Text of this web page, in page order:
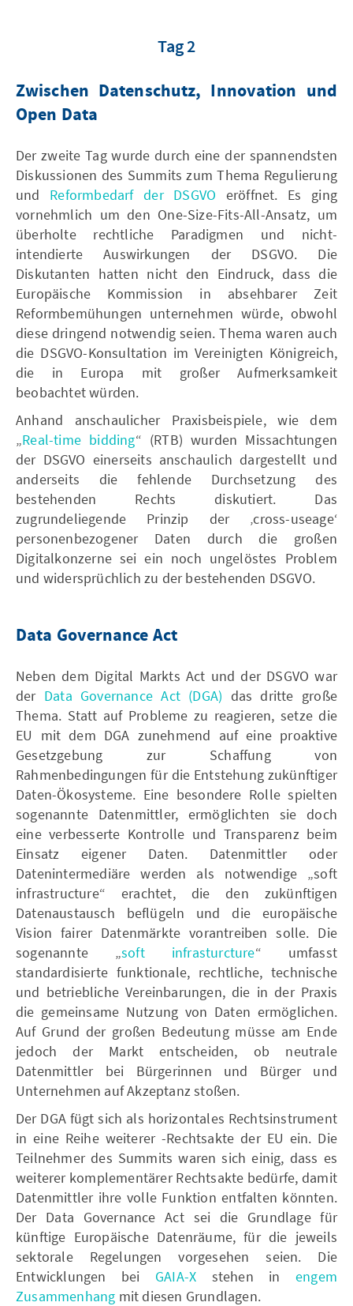
Tag 2
Zwischen Datenschutz, Innovation und
Open Data
Der zweite Tag wurde durch eine der spannendsten
Diskussionen des Summits zum Thema Regulierung
und Reformbedarf der DSGVO eröffnet. Es ging
vornehmlich um den One-Size-Fits-All-Ansatz, um
überholte rechtliche Paradigmen und nicht-
intendierte Auswirkungen der DSGVO. Die
Diskutanten hatten nicht den Eindruck, dass die
Europäische Kommission in absehbarer Zeit
Reformbemühungen unternehmen würde, obwohl
diese dringend notwendig seien. Thema waren auch
die DSGVO-Konsultation im Vereinigten Königreich,
die in Europa mit großer Aufmerksamkeit
beobachtet würden.
Anhand anschaulicher Praxisbeispiele, wie dem
„Real-time bidding“ (RTB) wurden Missachtungen
der DSGVO einerseits anschaulich dargestellt und
anderseits die fehlende Durchsetzung des
bestehenden Rechts diskutiert. Das
zugrundeliegende Prinzip der ‚cross-useage‘
personenbezogener Daten durch die großen
Digitalkonzerne sei ein noch ungelöstes Problem
und widersprüchlich zu der bestehenden DSGVO.
Data Governance Act
Neben dem Digital Markts Act und der DSGVO war
der Data Governance Act (DGA) das dritte große
Thema. Statt auf Probleme zu reagieren, setze die
EU mit dem DGA zunehmend auf eine proaktive
Gesetzgebung zur Schaffung von
Rahmenbedingungen für die Entstehung zukünftiger
Daten-Ökosysteme. Eine besondere Rolle spielten
sogenannte Datenmittler, ermöglichten sie doch
eine verbesserte Kontrolle und Transparenz beim
Einsatz eigener Daten. Datenmittler oder
Datenintermediäre werden als notwendige „soft
infrastructure“ erachtet, die den zukünftigen
Datenaustausch beflügeln und die europäische
Vision fairer Datenmärkte vorantreiben solle. Die
sogenannte „soft infrasturcture“ umfasst
standardisierte funktionale, rechtliche, technische
und betriebliche Vereinbarungen, die in der Praxis
die gemeinsame Nutzung von Daten ermöglichen.
Auf Grund der großen Bedeutung müsse am Ende
jedoch der Markt entscheiden, ob neutrale
Datenmittler bei Bürgerinnen und Bürger und
Unternehmen auf Akzeptanz stoßen.
Der DGA fügt sich als horizontales Rechtsinstrument
in eine Reihe weiterer -Rechtsakte der EU ein. Die
Teilnehmer des Summits waren sich einig, dass es
weiterer komplementärer Rechtsakte bedürfe, damit
Datenmittler ihre volle Funktion entfalten könnten.
Der Data Governance Act sei die Grundlage für
künftige Europäische Datenräume, für die jeweils
sektorale Regelungen vorgesehen seien. Die
Entwicklungen bei GAIA-X stehen in engem
Zusammenhang mit diesen Grundlagen.